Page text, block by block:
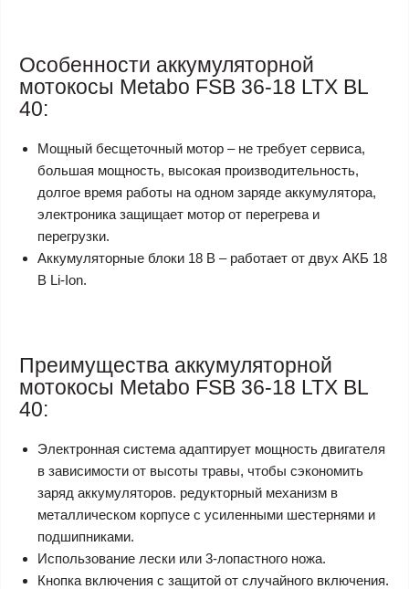
Особенности аккумуляторной
мотокосы Metabo FSB 36-18 LTX BL
40:
Мощный бесщеточный мотор – не требует сервиса,
большая мощность, высокая производительность,
долгое время работы на одном заряде аккумулятора,
электроника защищает мотор от перегрева и
перегрузки.
Аккумуляторные блоки 18 В – работает от двух АКБ 18
В Li-Ion.
Преимущества аккумуляторной
мотокосы Metabo FSB 36-18 LTX BL
40:
Электронная система адаптирует мощность двигателя
в зависимости от высоты травы, чтобы сэкономить
заряд аккумуляторов. редукторный механизм в
металлическом корпусе с усиленными шестернями и
подшипниками.
Использование лески или 3-лопастного ножа.
Кнопка включения с защитой от случайного включения.